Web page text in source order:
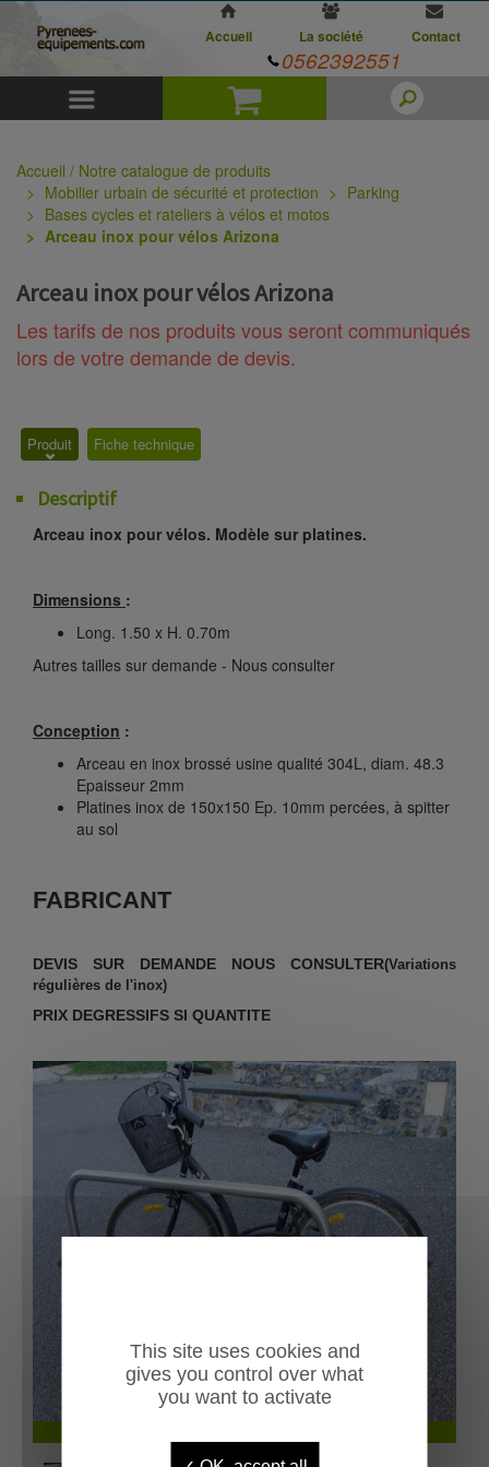
Panier
Accueil La société Contact
0562392551
Accueil / Notre catalogue de produits
Mobilier urbain de sécurité et protection
Parking
Bases cycles et rateliers à vélos et motos
Arceau inox pour vélos Arizona
Arceau inox pour vélos Arizona
Les tarifs de nos produits vous seront communiqués
lors de votre demande de devis.
Produit Fiche technique
Descriptif
Arceau inox pour vélos. Modèle sur platines.
Dimensions :
Long. 1.50 x H. 0.70m
Autres tailles sur demande - Nous consulter
Conception :
Arceau en inox brossé usine qualité 304L, diam. 48.3
Epaisseur 2mm
Platines inox de 150x150 Ep. 10mm percées, à spitter
au sol
FABRICANT
DEVIS SUR DEMANDE NOUS CONSULTER(Variations
régulières de l'inox)
PRIX DEGRESSIFS SI QUANTITE
Next
This site uses cookies and
gives you control over what
you want to activate